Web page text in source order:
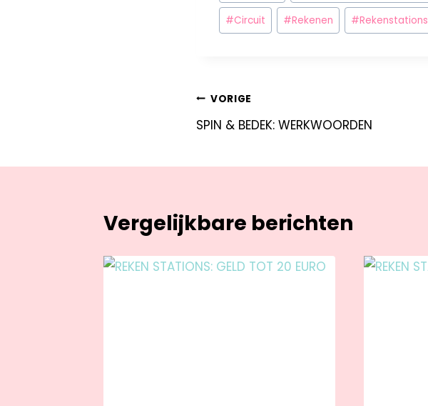
#Circuit #Rekenen #Rekenstations
VORIGE
SPIN & BEDEK: WERKWOORDEN
Vergelijkbare berichten